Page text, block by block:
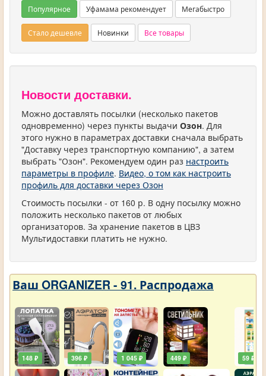
Популярное Уфамама рекомендует Мегабыстро
Стало дешевле Новинки Все товары
Новости доставки.
Можно доставлять посылки (несколько пакетов
одновременно) через пункты выдачи Озон. Для
этого нужно в параметрах доставки сначала выбрать
"Доставку через транспортную компанию", а затем
выбрать "Озон". Рекомендуем один раз настроить
параметры в профиле. Видео, о том как настроить
профиль для доставки через Озон
Стоимость посылки - от 160 р. В одну посылку можно
положить несколько пакетов от любых
организаторов. За хранение пакетов в ЦВЗ
Мультидоставки платить не нужно.
Ваш ORGANIZER - 91. Распродажа
148 ₽ 396 ₽ 1 045 ₽ 449 ₽ 59 ₽